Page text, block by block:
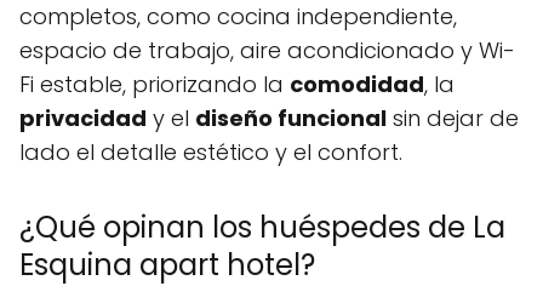
completos, como cocina independiente,
espacio de trabajo, aire acondicionado y Wi-
Fi estable, priorizando la comodidad, la
privacidad y el diseño funcional sin dejar de
lado el detalle estético y el confort.
¿Qué opinan los huéspedes de La
Esquina apart hotel?